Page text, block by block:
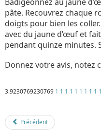
pâte. Recouvrez chaque
doigts pour bien les
avec du jaune d’œuf et
pendant quinze minutes.
Donnez votre avis, notez
3.9230769230769 1 1 1 1 1 1 1 1 1 1
Précédent